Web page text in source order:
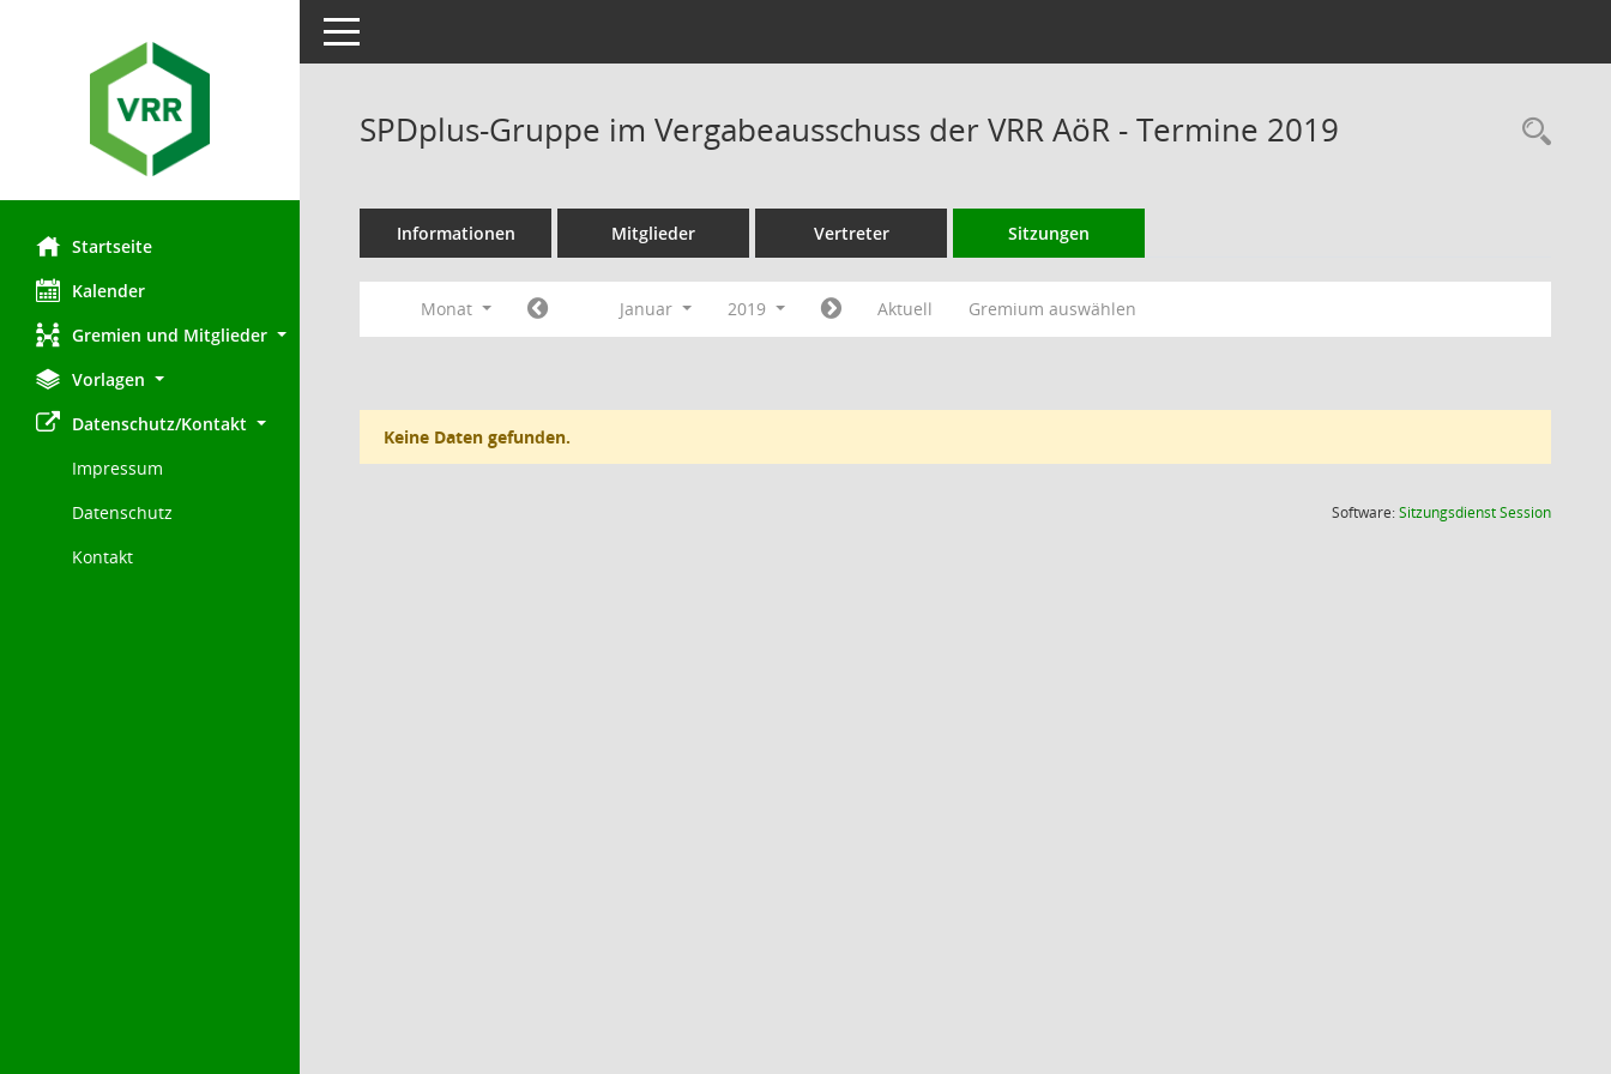
Startseite
Kalender
Gremien und Mitglieder
Vorlagen
Datenschutz/Kontakt
Impressum
Datenschutz
Kontakt
Toggle navigation
SPDplus-Gruppe im Vergabeausschuss der VRR AöR - Termine 2019
Informationen Mitglieder Vertreter Sitzungen
Monat Januar 2019 Aktuell Gremium auswählen
Keine Daten gefunden.
Software:SitzungsdienstSession(Wird in